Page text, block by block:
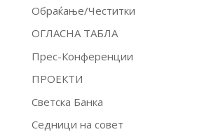
Обраќање/Честитки
ОГЛАСНА ТАБЛА
Прес-Конференции
ПРОЕКТИ
Светска Банка
Седници на совет